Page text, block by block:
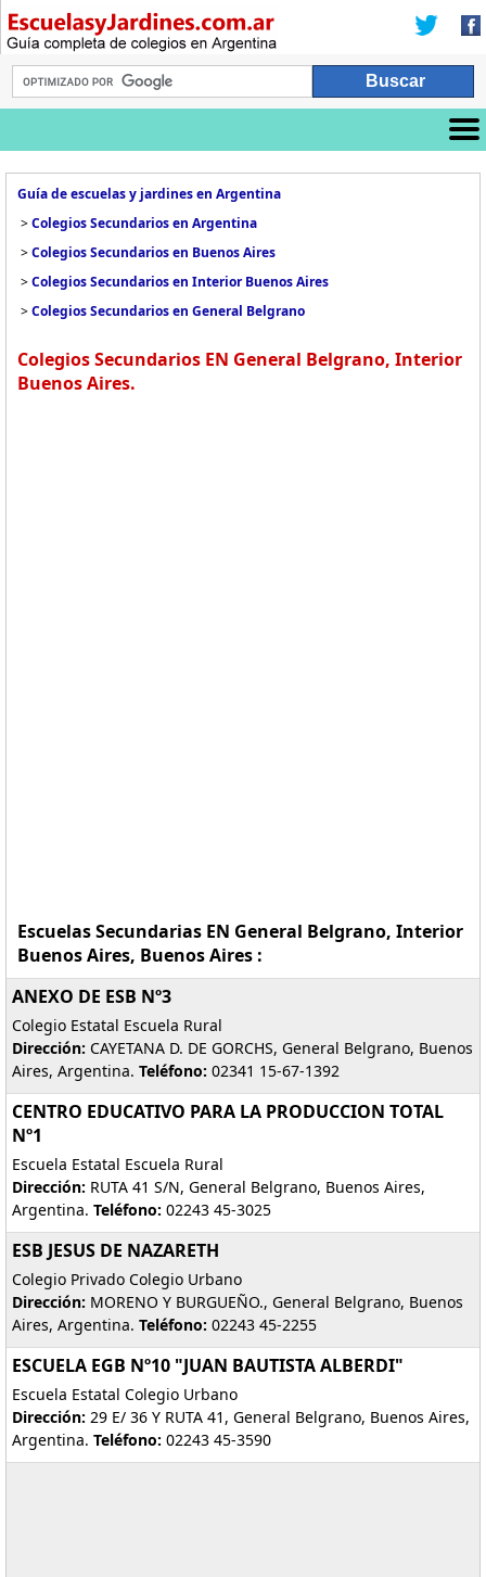
Guía de escuelas y jardines en Argentina
>Colegios Secundarios en Argentina
>Colegios Secundarios en Buenos Aires
>Colegios Secundarios en Interior Buenos Aires
>Colegios Secundarios en General Belgrano
Colegios Secundarios EN General Belgrano, Interior
Buenos Aires.
Escuelas Secundarias EN General Belgrano, Interior
Buenos Aires, Buenos Aires :
ANEXO DE ESB Nº3
Colegio Estatal Escuela Rural
Dirección: CAYETANA D. DE GORCHS, General Belgrano, Buenos
Aires, Argentina. Teléfono: 02341 15-67-1392
CENTRO EDUCATIVO PARA LA PRODUCCION TOTAL
Nº1
Escuela Estatal Escuela Rural
Dirección: RUTA 41 S/N, General Belgrano, Buenos Aires,
Argentina. Teléfono: 02243 45-3025
ESB JESUS DE NAZARETH
Colegio Privado Colegio Urbano
Dirección: MORENO Y BURGUEÑO., General Belgrano, Buenos
Aires, Argentina. Teléfono: 02243 45-2255
ESCUELA EGB Nº10 "JUAN BAUTISTA ALBERDI"
Escuela Estatal Colegio Urbano
Dirección: 29 E/ 36 Y RUTA 41, General Belgrano, Buenos Aires,
Argentina. Teléfono: 02243 45-3590